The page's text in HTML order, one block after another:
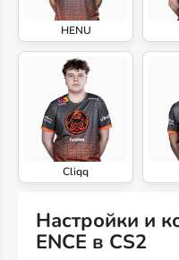
HENU
Cliqq
Настройки и конфиги команды
ENCE в CS2